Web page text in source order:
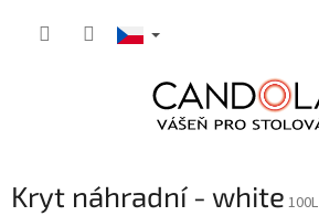
Kryt náhradní - white 100L